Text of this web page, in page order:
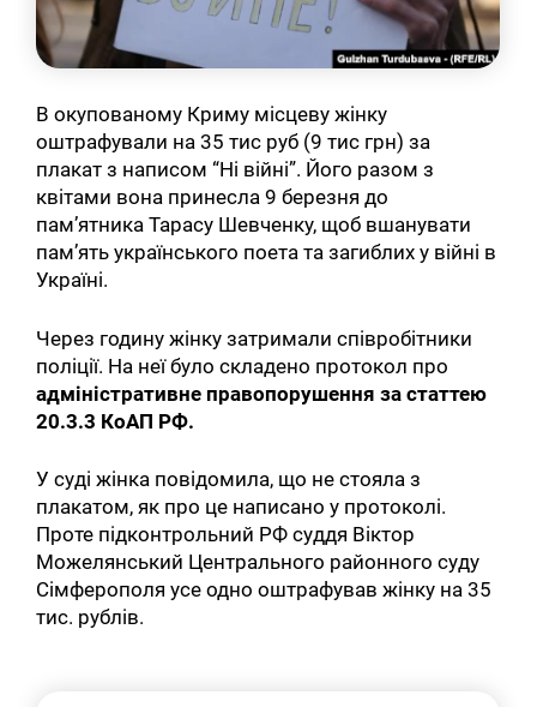
В окупованому Криму місцеву жінку
оштрафували на 35 тис руб (9 тис грн) за
плакат з написом “Ні війні”. Його разом з
квітами вона принесла 9 березня до
пам’ятника Тарасу Шевченку, щоб вшанувати
пам’ять українського поета та загиблих у війні в
Україні.
Через годину жінку затримали співробітники
поліції. На неї було складено протокол про
адміністративне правопорушення за статтею
20.3.3 КоАП РФ.
У суді жінка повідомила, що не стояла з
плакатом, як про це написано у протоколі.
Проте підконтрольний РФ суддя Віктор
Можелянський Центрального районного суду
Сімферополя усе одно оштрафував жінку на 35
тис. рублів.